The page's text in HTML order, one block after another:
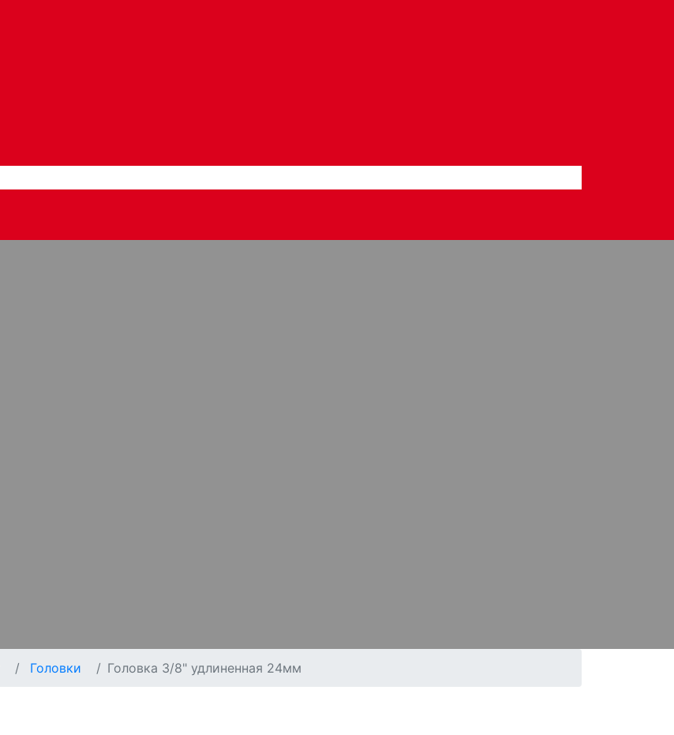
Головки Головка 3/8" удлиненная 24мм